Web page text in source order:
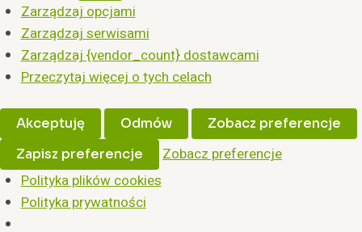
Zarządzaj opcjami
Zarządzaj serwisami
Zarządzaj {vendor_count} dostawcami
Przeczytaj więcej o tych celach
Akceptuję Odmów
Zobacz preferencje
Zapisz preferencje
Zobacz preferencje
Polityka plików cookies
Polityka prywatności